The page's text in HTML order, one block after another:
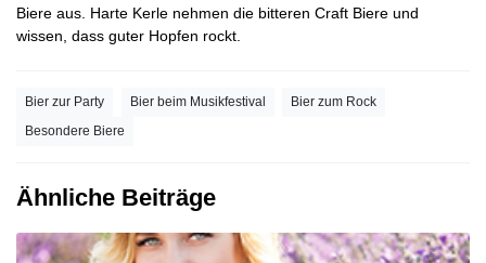
Biere aus. Harte Kerle nehmen die bitteren Craft Biere und
wissen, dass guter Hopfen rockt.
Bier zur Party Bier beim Musikfestival
Bier zum Rock
Besondere Biere
Ähnliche Beiträge